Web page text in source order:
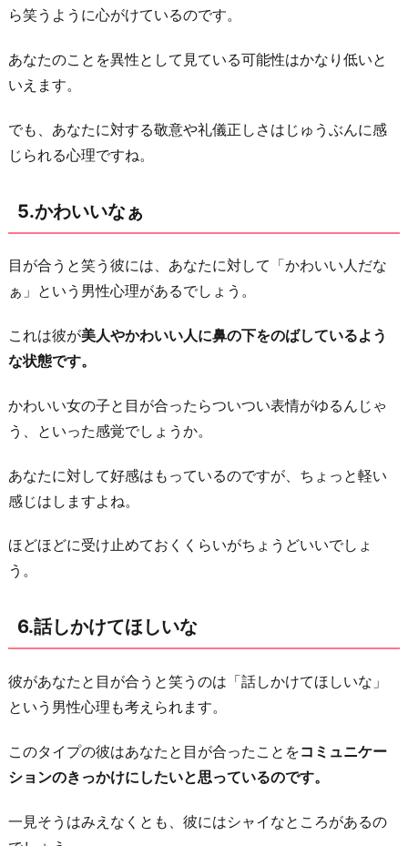
ら笑うように心がけているのです。
あなたのことを異性として見ている可能性はかなり低いと
いえます。
でも、あなたに対する敬意や礼儀正しさはじゅうぶんに感
じられる心理ですね。
5.かわいいなぁ
目が合うと笑う彼には、あなたに対して「かわいい人だな
ぁ」という男性心理があるでしょう。
これは彼が美人やかわいい人に鼻の下をのばしているよう
な状態です。
かわいい女の子と目が合ったらついつい表情がゆるんじゃ
う、といった感覚でしょうか。
あなたに対して好感はもっているのですが、ちょっと軽い
感じはしますよね。
ほどほどに受け止めておくくらいがちょうどいいでしょ
う。
6.話しかけてほしいな
彼があなたと目が合うと笑うのは「話しかけてほしいな」
という男性心理も考えられます。
このタイプの彼はあなたと目が合ったことをコミュニケー
ションのきっかけにしたいと思っているのです。
一見そうはみえなくとも、彼にはシャイなところがあるの